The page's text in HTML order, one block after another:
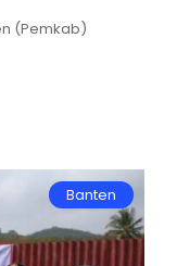
(Pemkab)
Banten